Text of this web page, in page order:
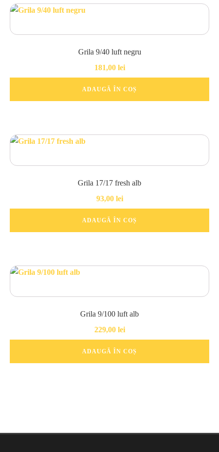
Grila 9/40 luft negru
181,00 lei
ADAUGĂ ÎN COȘ
Grila 17/17 fresh alb
93,00 lei
ADAUGĂ ÎN COȘ
Grila 9/100 luft alb
229,00 lei
ADAUGĂ ÎN COȘ